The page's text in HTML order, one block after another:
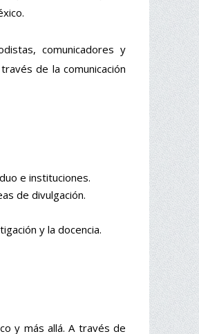
comunicadores y
de la comunicación
e instituciones.
de divulgación.
y la docencia.
y más allá. A través de